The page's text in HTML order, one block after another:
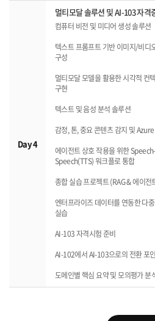
Day 4
멀티모달 솔루션 및 AI-103 자격
컴퓨터 비전 및 미디어 생성 솔루션
텍스트 프롬프트 기반 이미지/비디
구성
멀티모달 모델을 활용한 시각적 컨
구현
텍스트 및 음성 분석 솔루션
감정, 톤, 중요 콘텐츠 감지 및
에이전트 상호 작용을 위한
Speech(TTS) 워크플로 통합
종합 실습 프로젝트 (RAG & 에이전
엔터프라이즈 데이터를 연동한 다
실습
AI-103 자격시험 준비
AI-102에서 AI-103으로의 전환 포
도메인별 핵심 요약 및 모의평가 분